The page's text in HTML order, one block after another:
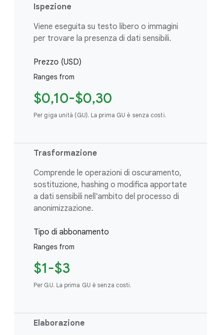
Ispezione
Viene eseguita su testo libero o immagini
per trovare la presenza di dati sensibili.
Prezzo (USD)
Ranges from
$0,10-$0,30
Per giga unità (GU). La prima GU è senza costi.
Trasformazione
Comprende le operazioni di oscuramento,
sostituzione, hashing o modifica apportate
a dati sensibili nell'ambito del processo di
anonimizzazione.
Tipo di abbonamento
Ranges from
$1-$3
Per GU. La prima GU è senza costi.
Elaborazione